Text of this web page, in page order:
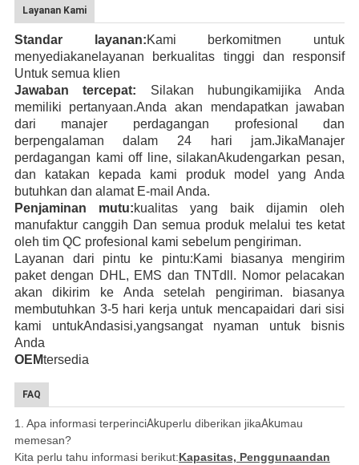
Layanan Kami
Standar layanan:Kami berkomitmen untuk
menyediakanelayanan berkualitas tinggi dan responsif
Untuk semua klien
Jawaban tercepat:
Silakan hubungikamijika Anda
memiliki pertanyaan.Anda akan mendapatkan jawaban
dari manajer perdagangan profesional dan
berpengalaman
dalam 24 hari jam.JikaManajer
perdagangan kami off line, silakanAkudengarkan pesan,
dan katakan kepada kami produk
model yang Anda
butuhkan dan alamat E-mail Anda.
Penjaminan mutu:kualitas yang baik dijamin oleh
manufaktur canggih Dan semua produk melalui tes ketat
oleh tim QC profesional kami sebelum pengiriman.
Layanan dari pintu ke pintu:Kami biasanya mengirim
paket dengan DHL, EMS dan TNTdll . Nomor pelacakan
akan dikirim ke Anda setelah pengiriman. biasanya
membutuhkan 3-5 hari kerja untuk mencapaidari dari sisi
kami untukAndasisi,yangsangat nyaman untuk bisnis
Anda
OEMtersedia
FAQ
1. Apa informasi terperinciAkuperlu diberikan jikaAkumau
memesan?
Kita perlu tahu informasi berikut:Kapasitas, Penggunaandan